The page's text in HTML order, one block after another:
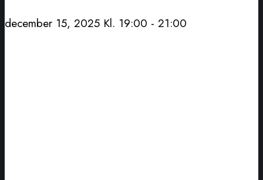
december 15, 2025 Kl. 19:00 - 21:00